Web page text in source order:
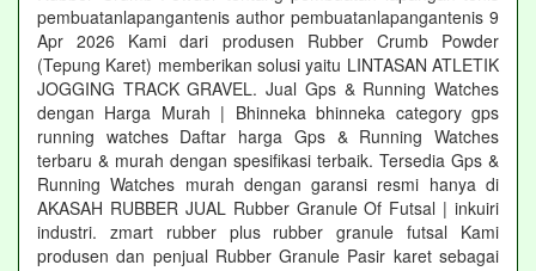
pembuatanlapangantenis author pembuatanlapangantenis 9
Apr 2026 Kami dari produsen Rubber Crumb Powder
(Tepung Karet) memberikan solusi yaitu LINTASAN ATLETIK
JOGGING TRACK GRAVEL. Jual Gps & Running Watches
dengan Harga Murah | Bhinneka bhinneka category gps
running watches Daftar harga Gps & Running Watches
terbaru & murah dengan spesifikasi terbaik. Tersedia Gps &
Running Watches murah dengan garansi resmi hanya di
AKASAH RUBBER JUAL Rubber Granule Of Futsal | inkuiri
industri. zmart rubber plus rubber granule futsal Kami
produsen dan penjual Rubber Granule Pasir karet sebagai